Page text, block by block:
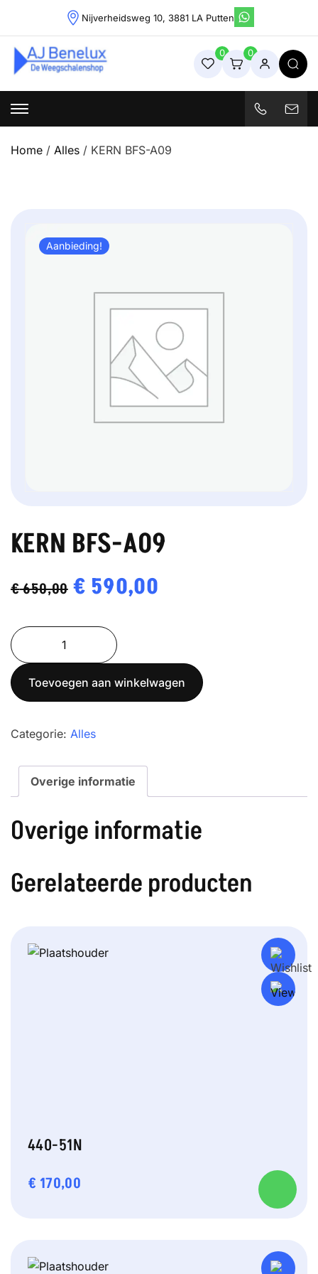
content
Nijverheidsweg 10, 3881 LA Putten
Weegschalenshop | Precisieweegschalen & Industriële
Weegoplossingen
0 0
Home / Alles / KERN BFS-A09
Aanbieding!
KERN BFS-A09
€650,00 Oorspronkelijke
was:
€ 650,00.
€ 590,00
€ 590,00.
KERN
BFS-
A09
aantal
Toevoegen aan winkelwagen
Categorie: Alles
Overige informatie
Overige informatie
Gerelateerde producten
440-51N
€ 170,00